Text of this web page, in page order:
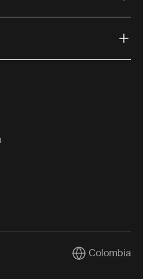
(external link)
(external link)
on Youtube (external
CurrentColombia